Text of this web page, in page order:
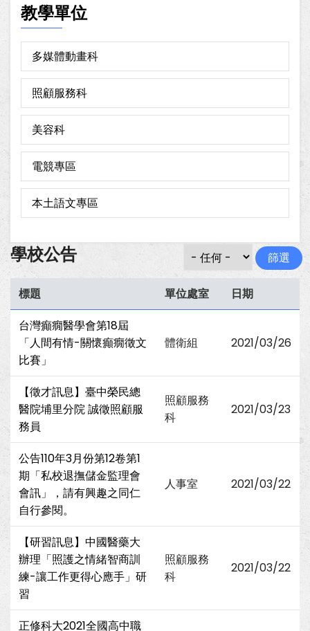
教學單位
多媒體動畫科
照顧服務科
美容科
電競專區
本土語文專區
學校公告
標題 單位處室
日期
台灣癲癇醫學會第18屆
「人間有情-關懷癲癇徵文
比賽」
體衛組 2021/03/26
【徵才訊息】臺中榮民總
醫院埔里分院 誠徵照顧服
務員
照顧服務
科
2021/03/23
公告110年3月份第12卷第1
期「私校退撫儲金監理會
會訊」，請有興趣之同仁
自行參閱。
人事室 2021/03/22
【研習訊息】中國醫藥大
辦理「照護之情緒智商訓
練-讓工作更得心應手」研
習
照顧服務
科
2021/03/22
正修科大2021全國高中職